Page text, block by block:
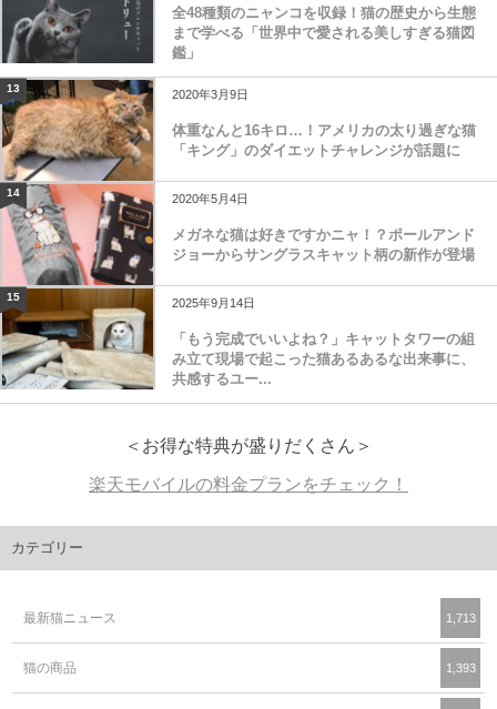
全48種類のニャンコを収録！猫の歴史から生態
まで学べる「世界中で愛される美しすぎる猫図
鑑」
13 2020年3月9日
体重なんと16キロ…！アメリカの太り過ぎな猫
「キング」のダイエットチャレンジが話題に
14 2020年5月4日
メガネな猫は好きですかニャ！？ポールアンド
ジョーからサングラスキャット柄の新作が登場
15 2025年9月14日
「もう完成でいいよね？」キャットタワーの組
み立て現場で起こった猫あるあるな出来事に、
共感するユー...
＜お得な特典が盛りだくさん＞
楽天モバイルの料金プランをチェック！
カテゴリー
最新猫ニュース 1,713
猫の商品 1,393